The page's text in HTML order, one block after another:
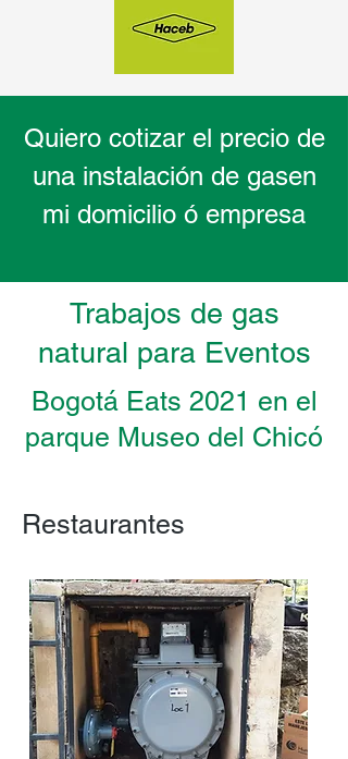
Quiero cotizar el precio de
una instalación de gasen
mi domicilio ó empresa
Trabajos de gas
natural para Eventos
Bogotá Eats 2021 en el
parque Museo del Chicó
Restaurantes